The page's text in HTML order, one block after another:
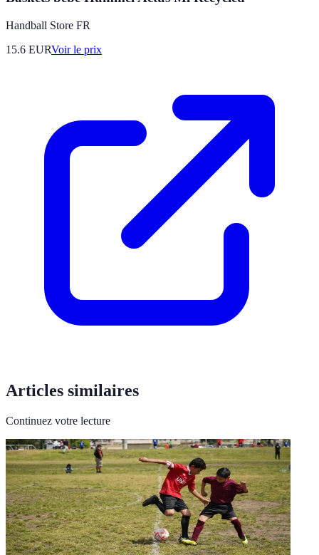
Handball Store FR
15.6 EURVoir le prix
Articles similaires
Continuez votre lecture